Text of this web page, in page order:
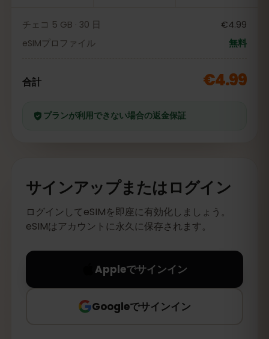
チェコ 5 GB · 30 日
€4.99
eSIMプロファイル
無料
合計 €4.99
プランが利用できない場合の返金保証
サインアップまたはログイン
ログインしてeSIMを即座に有効化しましょう。
eSIMはアカウントに永久に保存されます。
Appleでサインイン
Googleでサインイン